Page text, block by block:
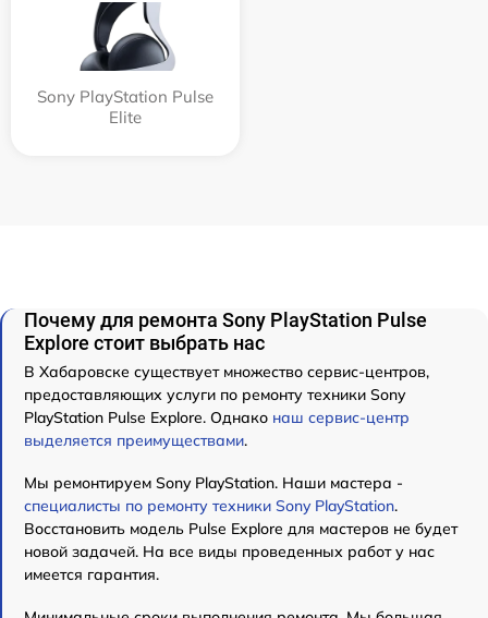
Sony PlayStation Pulse
Elite
Почему для ремонта Sony PlayStation Pulse
Explore стоит выбрать нас
В Хабаровске существует множество сервис-центров,
предоставляющих услуги по ремонту техники Sony
PlayStation Pulse Explore. Однако наш сервис-центр
выделяется преимуществами.
Мы ремонтируем Sony PlayStation. Наши мастера -
специалисты по ремонту техники Sony PlayStation.
Восстановить модель Pulse Explore для мастеров не будет
новой задачей. На все виды проведенных работ у нас
имеется гарантия.